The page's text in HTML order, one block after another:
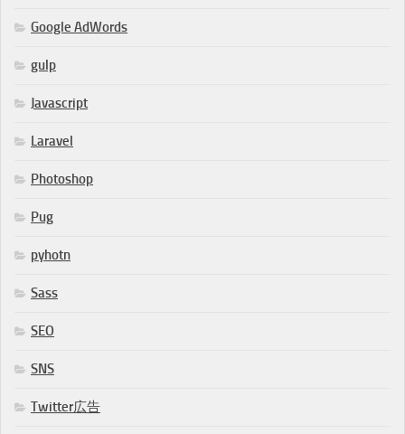
Google AdWords
gulp
Javascript
Laravel
Photoshop
Pug
pyhotn
Sass
SEO
SNS
Twitter広告